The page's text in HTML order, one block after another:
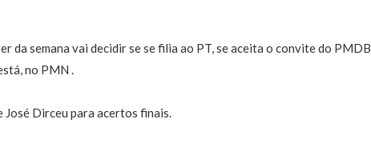
da semana vai decidir se se filia ao PT, se aceita o convite do PMDB 
no PMN .
José Dirceu para acertos finais.